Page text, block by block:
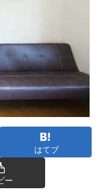
はてブ
ー